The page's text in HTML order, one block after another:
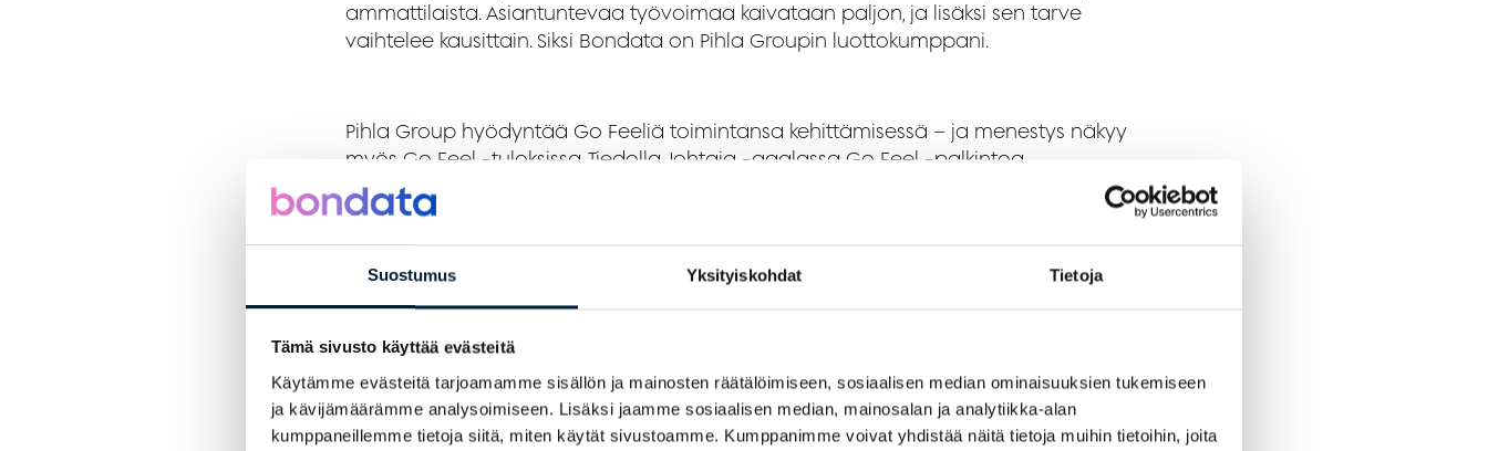
Suostumus Yksityiskohdat Tietoja
Tämä sivusto käyttää evästeitä
Käytämme evästeitä tarjoamamme sisällön ja mainosten räätälöimiseen, sosiaalisen median ominaisuuksien tukemiseen
ja kävijämäärämme analysoimiseen. Lisäksi jaamme sosiaalisen median, mainosalan ja analytiikka-alan
kumppaneillemme tietoja siitä, miten käytät sivustoamme. Kumppanimme voivat yhdistää näitä tietoja muihin tietoihin, joita
ammattilaista. Asiantuntevaa työvoimaa kaivataan paljon, ja lisäksi sen tarve
vaihtelee kausittain. Siksi Bondata on Pihla Groupin luottokumppani.
Pihla Group hyödyntää Go Feeliä toimintansa kehittämisessä – ja menestys näkyy
myös Go Feel -tuloksissa. Tiedolla Johtaja -gaalassa Go Feel -palkintoa
vastaanottamaan lavalle nousi Pihla Groupin Ruoveden tehtaan tehdaspäällikkö
Jaakko Anttila.
– Bondatan avustuksella olemme pystyneet jatkamaan ja myös laajentamaan
kertoo, että olemme tehneet oikeita asioita myös henkilöstön viihtyvyyden ja
hyvinvoinnin osalta, Anttila sanoo.